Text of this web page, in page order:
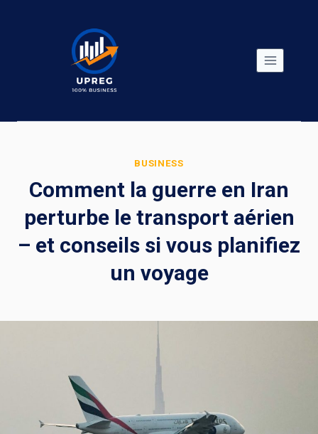
BUSINESS
Comment la guerre en Iran
perturbe le transport aérien
– et conseils si vous planifiez
un voyage